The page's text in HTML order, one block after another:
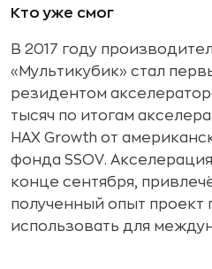
Кто уже смог
В 2017 году
«Мультикубик» стал
резидентом
тысяч по итогам
HAX Growth от
фонда SSOV.
конце сентября,
полученный опыт проект
использовать для